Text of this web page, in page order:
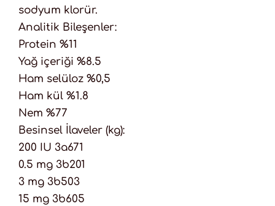
sodyum klorür.
Analitik Bileşenler:
Protein %11
Yağ içeriği %8.5
Ham selüloz %0,5
Ham kül %1.8
Nem %77
Besinsel İlaveler (kg):
200 IU 3a671
0.5 mg 3b201
3 mg 3b503
15 mg 3b605